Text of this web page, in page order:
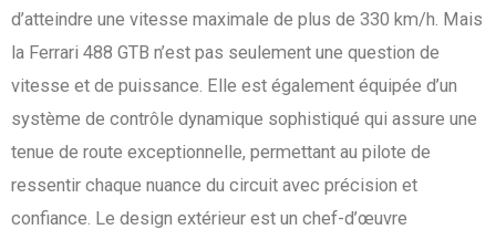
d’atteindre une vitesse maximale de plus de 330 km/h. Mais
la Ferrari 488 GTB n’est pas seulement une question de
vitesse et de puissance. Elle est également équipée d’un
système de contrôle dynamique sophistiqué qui assure une
tenue de route exceptionnelle, permettant au pilote de
ressentir chaque nuance du circuit avec précision et
confiance. Le design extérieur est un chef-d’œuvre